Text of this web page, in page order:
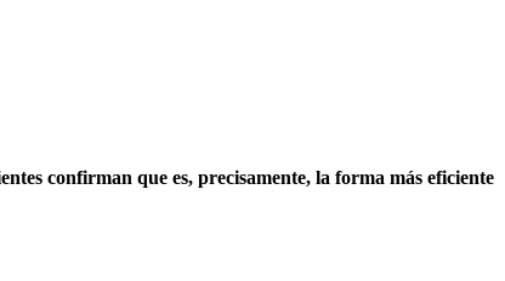
confirman que es, precisamente, la forma más eficiente